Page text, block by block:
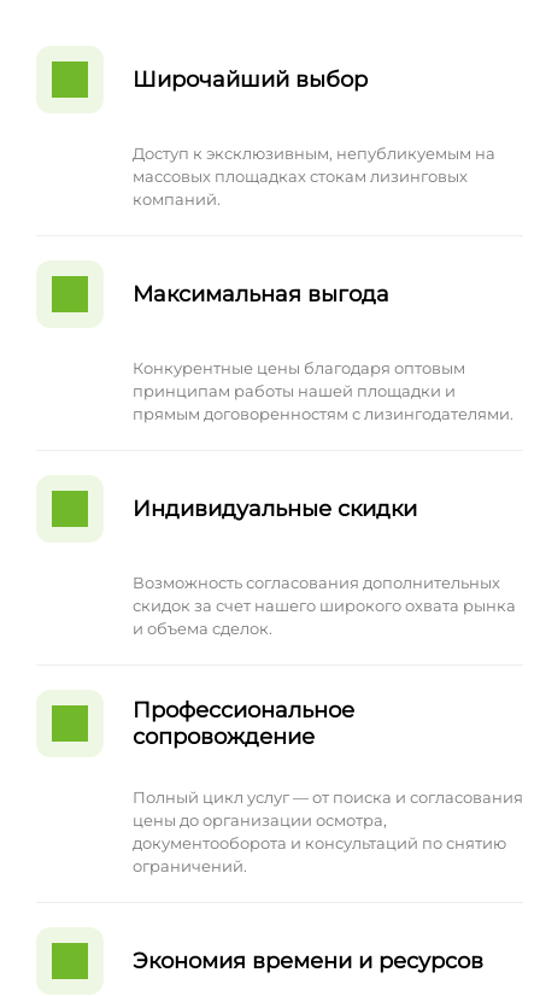
Широчайший выбор
Доступ к эксклюзивным, непубликуемым на
массовых площадках стокам лизинговых
компаний.
Максимальная выгода
Конкурентные цены благодаря оптовым
принципам работы нашей площадки и
прямым договоренностям с лизингодателями.
Индивидуальные скидки
Возможность согласования дополнительных
скидок за счет нашего широкого охвата рынка
и объема сделок.
Профессиональное
сопровождение
Полный цикл услуг — от поиска и согласования
цены до организации осмотра,
документооборота и консультаций по снятию
ограничений.
Экономия времени и ресурсов